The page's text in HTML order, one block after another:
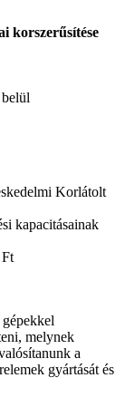
korszerűsítése
Korlátolt
kapacitásainak
melynek
a
gyártását és